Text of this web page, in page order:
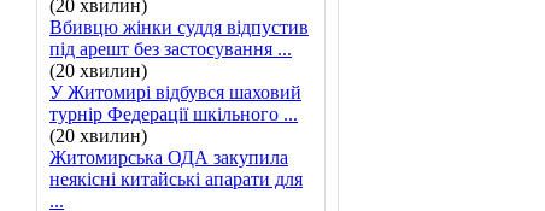
(20 хвилин)
Вбивцю жінки суддя відпустив
під арешт без застосування ...
(20 хвилин)
У Житомирі відбувся шаховий
турнір Федерації шкільного ...
(20 хвилин)
Житомирська ОДА закупила
неякісні китайські апарати для
...